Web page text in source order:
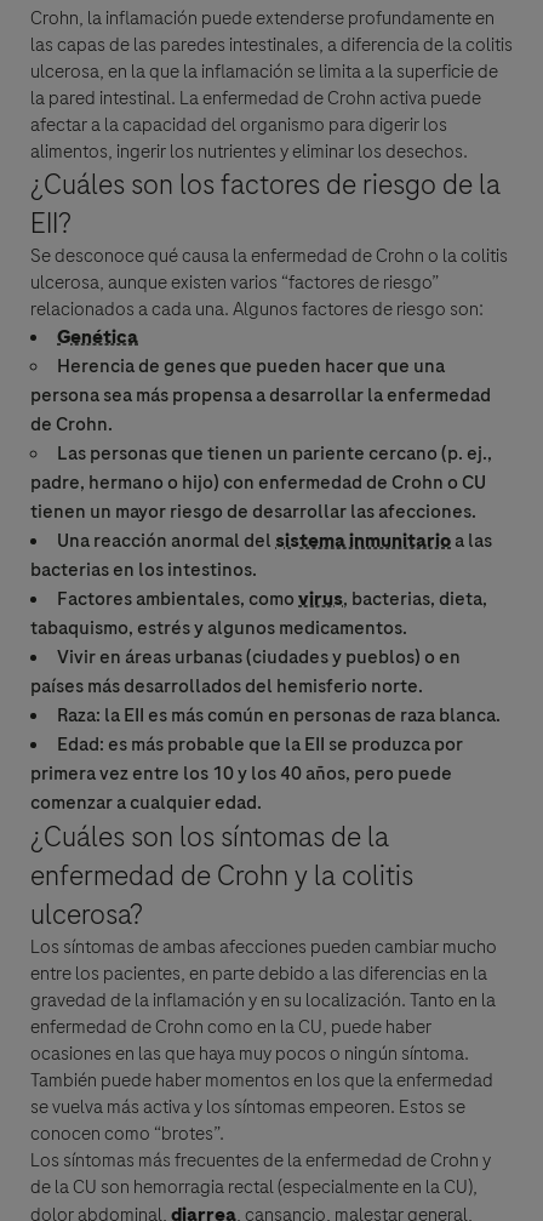
Crohn, la inflamación puede extenderse profundamente en
las capas de las paredes intestinales, a diferencia de la colitis
ulcerosa, en la que la inflamación se limita a la superficie de
la pared intestinal. Laenfermedad de Crohn activa puede
afectar a la capacidad del organismo para digerir los
alimentos, ingerir los nutrientes y eliminar los desechos.
¿Cuáles son los factores de riesgo de la
EII?
Se desconoce qué causa laenfermedad de Crohno la colitis
ulcerosa, aunque existen varios “factores de riesgo”
relacionados a cada una. Algunos factores de riesgo son:
Genética
Herencia de genes que pueden hacer que una
persona sea más propensa a desarrollar laenfermedad
de Crohn.
Las personas que tienen un pariente cercano (p. ej.,
padre, hermano o hijo) con enfermedad de Crohn o CU
tienen un mayor riesgo de desarrollar las afecciones.
Una reacción anormal delsistema inmunitarioa las
bacterias en los intestinos.
Factores ambientales, comovirus, bacterias, dieta,
tabaquismo, estrés y algunos medicamentos.
Vivir en áreas urbanas (ciudades y pueblos) o en
países más desarrollados del hemisferio norte.
Raza: la EII es más común en personas de raza blanca.
Edad: es más probable que la EII se produzca por
primera vez entre los 10 y los 40 años, pero puede
comenzar a cualquier edad.
¿Cuáles son los síntomas de la
enfermedad de Crohny la colitis
ulcerosa?
Los síntomas de ambas afecciones pueden cambiar mucho
entre los pacientes, en parte debido a las diferencias en la
gravedad de la inflamación y en su localización. Tanto en la
enfermedad de Crohncomo en la CU, puede haber
ocasiones en las que haya muy pocos o ningún síntoma.
También puede haber momentos en los que la enfermedad
se vuelva más activa y los síntomas empeoren. Estos se
conocen como “brotes”.
Los síntomas más frecuentes de laenfermedad de Crohny
de la CU son hemorragia rectal (especialmente en la CU),
dolor abdominal,diarrea, cansancio, malestar general,